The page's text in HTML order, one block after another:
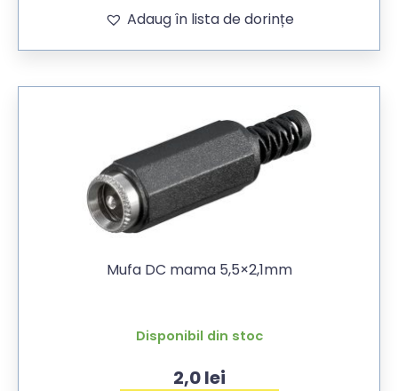
Adaug în lista de dorințe
Mufa DC mama 5,5×2,1mm
Disponibil din stoc
2,0lei